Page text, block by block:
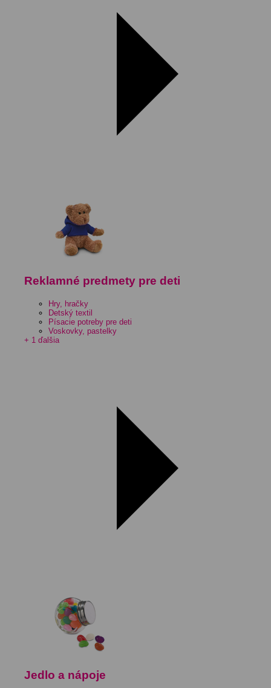
Reklamné predmety pre deti
Hry, hračky
Detský textil
Písacie potreby pre deti
Voskovky, pastelky
+ 1 ďalšia
Jedlo a nápoje